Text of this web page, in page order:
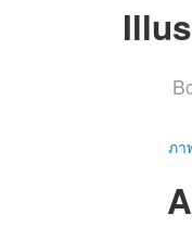
ภา